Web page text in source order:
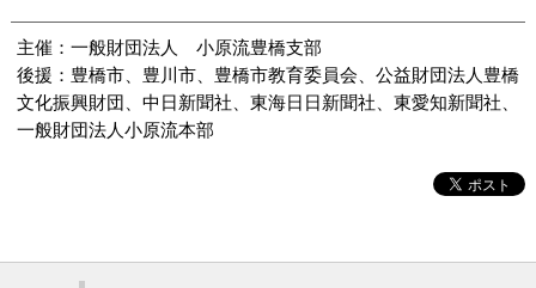
主催：一般財団法人 小原流豊橋支部
後援：豊橋市、豊川市、豊橋市教育委員会、公益財団法人豊橋
文化振興財団、中日新聞社、東海日日新聞社、東愛知新聞社、
一般財団法人小原流本部